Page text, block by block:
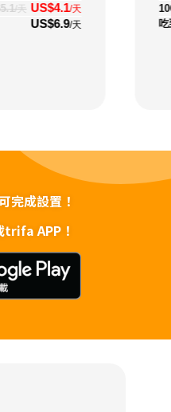
/天 US$4.1/天
US$6.9/天
吃
完成設置！
trifa APP！